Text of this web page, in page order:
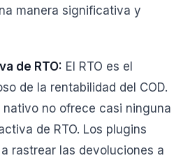
manera significativa y
de RTO: El RTO es el
de la rentabilidad del COD.
nativo no ofrece casi ninguna
de RTO. Los plugins
rastrear las devoluciones a